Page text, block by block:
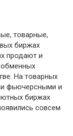
товарные,
биржах
продают и
На товарных
фьючерсными и
биржах
совсем